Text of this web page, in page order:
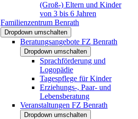
(Groß-) Eltern und Kinder
von 3 bis 6 Jahren
Familienzentrum Benrath
Dropdown umschalten
Beratungsangebote FZ Benrath
Dropdown umschalten
Sprachförderung und
Logopädie
Tagespflege für Kinder
Erziehungs-, Paar- und
Lebensberatung
Veranstaltungen FZ Benrath
Dropdown umschalten